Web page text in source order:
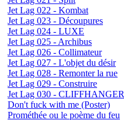
Jet Lag 022 - Kombat
Jet Lag 023 - Découpures
Jet Lag 024 - LUXE
Jet Lag 025 - Archibus
Jet Lag 026 - Collimateur
Jet Lag 027 - L'objet du désir
Jet Lag 028 - Remonter la rue
Jet Lag 029 - Construire
Jet Lag 030 - CLIFFHANGER
Don't fuck with me (Poster)
Prométhée ou le poème du feu